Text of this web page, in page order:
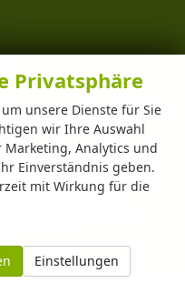
und zu den offiziellen
zum Stromverbrauch neuer PKW
die offiziellen
neuer PKW'
bei der 'Deutschen Automobil
Privatsphäre
unsere Dienste für Sie
wir Ihre Auswahl
Analytics und
Einverständnis geben.
mit Wirkung für die
Einstellungen